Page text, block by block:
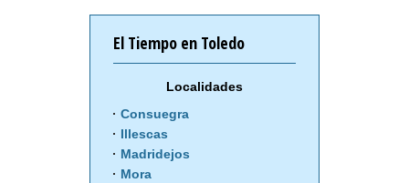
El Tiempo en Toledo
Localidades
Consuegra
Illescas
Madridejos
Mora